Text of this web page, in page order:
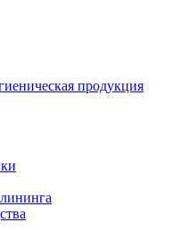
продукция